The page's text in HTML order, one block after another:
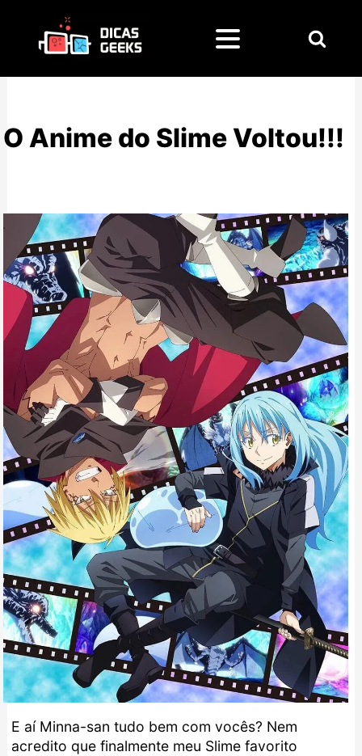
O Anime do Slime Voltou!!!
E aí Minna-san tudo bem com vocês? Nem
acredito que finalmente meu Slime favorito